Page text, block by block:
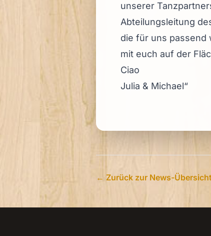
unserer
Abteilungsleitung
die für uns passend
mit euch auf der
Ciao
Julia & Michael“
← Zurück zur News-